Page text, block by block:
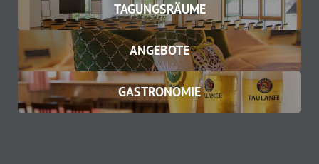
TAGUNGSRÄUME
ANGEBOTE
GASTRONOMIE